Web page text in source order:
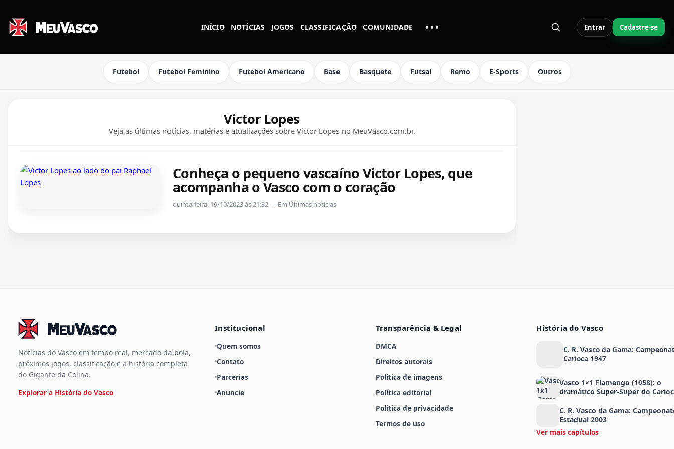
INÍCIO NOTÍCIAS JOGOS CLASSIFICAÇÃO COMUNIDADE •••MAIS LINKS DO MENU Entrar Cadastre-se
Futebol Futebol Feminino Futebol Americano Base Basquete Futsal Remo E-Sports Outros
Victor Lopes
Veja as últimas notícias, matérias e atualizações sobre Victor Lopes no MeuVasco.com.br.
Conheça o pequeno vascaíno Victor Lopes, que
acompanha o Vasco com o coração
quinta-feira, 19/10/2023 às 21:32 — Em Últimas notícias
Notícias do Vasco em tempo real, mercado da bola,
próximos jogos, classificação e a história completa
do Gigante da Colina.
Explorar a História do Vasco
Institucional
Quem somos
Contato
Parcerias
Anuncie
Transparência & Legal
DMCA
Direitos autorais
Política de imagens
Política editorial
Política de privacidade
Termos de uso
História do Vasco
C. R. Vasco da Gama:
Carioca 1947
Vasco 1×1 Flamengo (1958): o
dramático Super-Super do
C. R. Vasco da Gama:
Estadual 2003
Ver mais capítulos